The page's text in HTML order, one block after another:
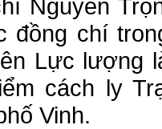
Nguyễn
đồng chí
Lực lượng
cách ly
Vinh.